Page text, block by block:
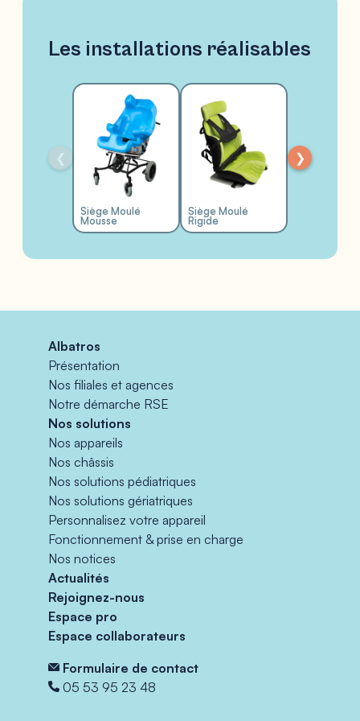
Les installations réalisables
❮
Siège Moulé
Mousse
Siège Moulé
Rigide
❯
Albatros
Présentation
Nos filiales et agences
Notre démarche RSE
Nos solutions
Nos appareils
Nos châssis
Nos solutions pédiatriques
Nos solutions gériatriques
Personnalisez votre appareil
Fonctionnement & prise en charge
Nos notices
Actualités
Rejoignez-nous
Espace pro
Espace collaborateurs
Formulaire de contact
05 53 95 23 48